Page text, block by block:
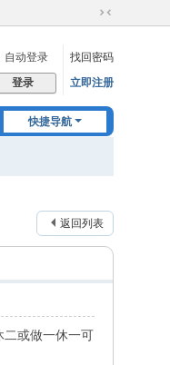
切
到
窄
自动登录
找回密码
登录 立即注册
快捷导航
返回列表
二或做一休一可